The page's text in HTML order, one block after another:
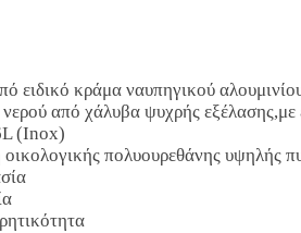
ειδικό κράμα ναυπηγικού
από χάλυβα ψυχρής
(Ιnox)
πολυουρεθάνης υψηλής